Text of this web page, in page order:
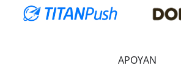
APOYAN